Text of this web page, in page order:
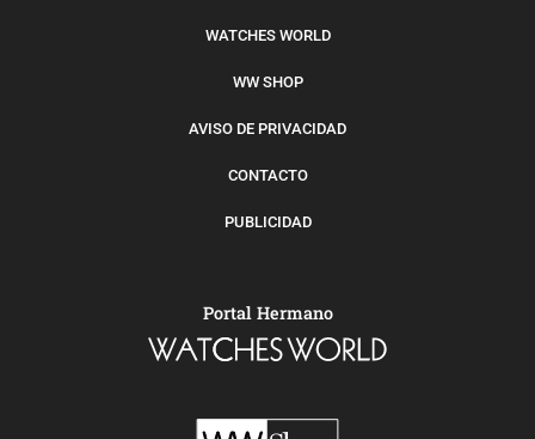
WATCHES WORLD
WW SHOP
AVISO DE PRIVACIDAD
CONTACTO
PUBLICIDAD
Portal Hermano